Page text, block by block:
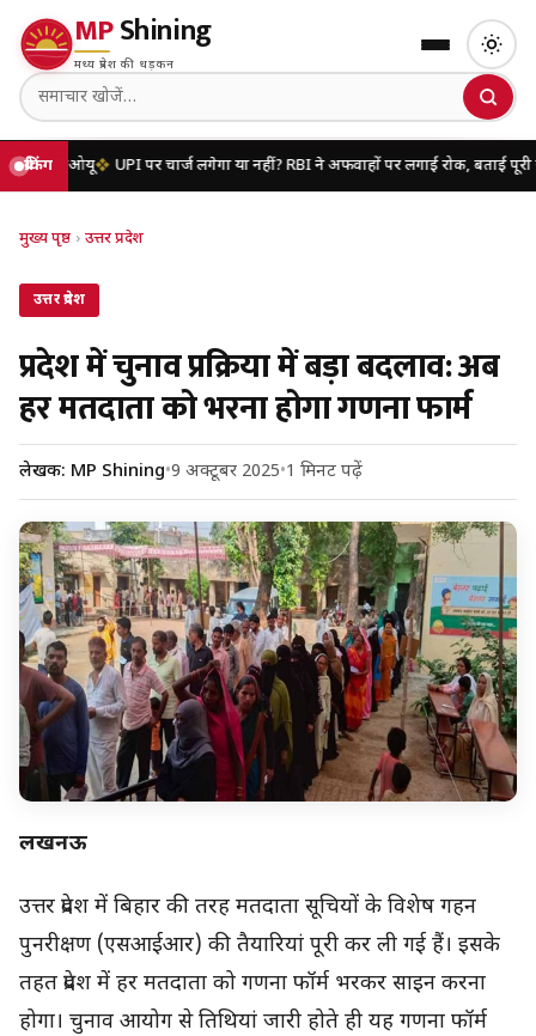
MPShining
मध्य प्रदेश की धड़कन
ब्रेकिंगUPI पर चार्ज लगेगा या नहीं? RBI ने अफवाहों पर लगाई रोक, बताई पूरी सच्चाई
मुख्य पृष्ठ › उत्तर प्रदेश
उत्तर प्रदेश
प्रदेश में चुनाव प्रक्रिया में बड़ा बदलाव: अब
हर मतदाता को भरना होगा गणना फार्म
लेखक: MP Shining•9 अक्टूबर 2025•1 मिनट पढ़ें
लखनऊ
उत्तर प्रदेश में बिहार की तरह मतदाता सूचियों के विशेष गहन
पुनरीक्षण (एसआईआर) की तैयारियां पूरी कर ली गई हैं। इसके
तहत प्रदेश में हर मतदाता को गणना फॉर्म भरकर साइन करना
होगा। चुनाव आयोग से तिथियां जारी होते ही यह गणना फॉर्म